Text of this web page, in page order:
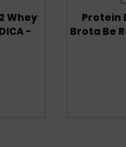
Whey
-
Protein
Brota Be